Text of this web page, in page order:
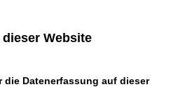
Website
Datenerfassung auf dieser